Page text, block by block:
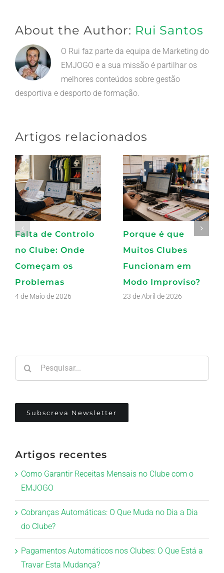
About the Author: Rui Santos
O Rui faz parte da equipa de Marketing do
EMJOGO e a sua missão é partilhar os
melhores conteúdos sobre gestão
desportiva e desporto de formação.
Artigos relacionados
Falta de Controlo
no Clube: Onde
Começam os
Problemas
4 de Maio de 2026
Porque é que
Muitos Clubes
Funcionam em
Modo Improviso?
23 de Abril de 2026
Subscreva Newsletter
Artigos recentes
Como Garantir Receitas Mensais no Clube com o
EMJOGO
Cobranças Automáticas: O Que Muda no Dia a Dia
do Clube?
Pagamentos Automáticos nos Clubes: O Que Está a
Travar Esta Mudança?